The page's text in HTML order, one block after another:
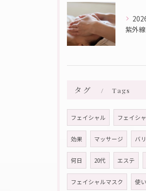
タグ Tags
フェイシャル フェイシ
効果 マッサージ バ
何日 20代 エステ
フェイシャルマスク 使